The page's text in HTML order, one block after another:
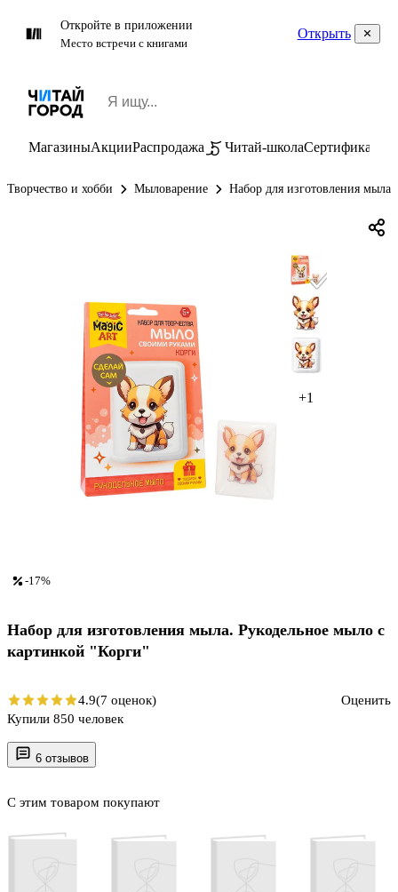
Откройте в приложении
Место встречи с книгами
Открыть
МагазиныАкцииРаспродажа Читай-школаСертификаты
Творчество и хобби Мыловарение Набор для изготовления
+1
6 отзывов
С этим товаром покупают
-17%
Набор для изготовления мыла. Рукодельное мыло с
картинкой "Корги"
4.9(7 оценок)
Оценить
Купили 850 человек